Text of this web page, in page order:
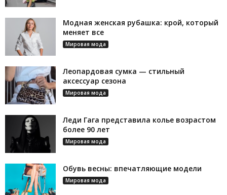
Модная женская рубашка: крой, который
меняет все
Мировая мода
Леопардовая сумка — стильный
аксессуар сезона
Мировая мода
Леди Гага представила колье возрастом
более 90 лет
Мировая мода
Обувь весны: впечатляющие модели
Мировая мода